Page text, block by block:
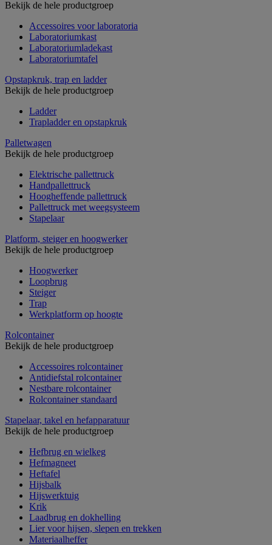
Bekijk de hele productgroep
Accessoires voor laboratoria
Laboratoriumkast
Laboratoriumladekast
Laboratoriumtafel
Opstapkruk, trap en ladder
Bekijk de hele productgroep
Ladder
Trapladder en opstapkruk
Palletwagen
Bekijk de hele productgroep
Elektrische pallettruck
Handpallettruck
Hoogheffende pallettruck
Pallettruck met weegsysteem
Stapelaar
Platform, steiger en hoogwerker
Bekijk de hele productgroep
Hoogwerker
Loopbrug
Steiger
Trap
Werkplatform op hoogte
Rolcontainer
Bekijk de hele productgroep
Accessoires rolcontainer
Antidiefstal rolcontainer
Nestbare rolcontainer
Rolcontainer standaard
Stapelaar, takel en hefapparatuur
Bekijk de hele productgroep
Hefbrug en wielkeg
Hefmagneet
Heftafel
Hijsbalk
Hijswerktuig
Krik
Laadbrug en dokhelling
Lier voor hijsen, slepen en trekken
Materiaalheffer